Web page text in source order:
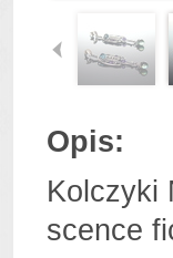
Opis:
Kolczyki
scence